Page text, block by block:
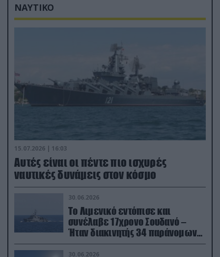
ΝΑΥΤΙΚΟ
15.07.2026 | 16:03
Aυτές είναι οι πέντε πιο ισχυρές
ναυτικές δυνάμεις στον κόσμο
30.06.2026
Το Λιμενικό εντόπισε και
συνέλαβε 17χρονο Σουδανό –
Ήταν διακινητής 34 παράνομων
μεταναστών
30.06.2026